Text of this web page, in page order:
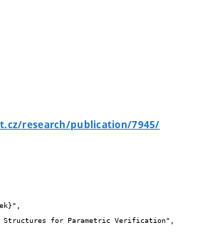
research/publication/7945/